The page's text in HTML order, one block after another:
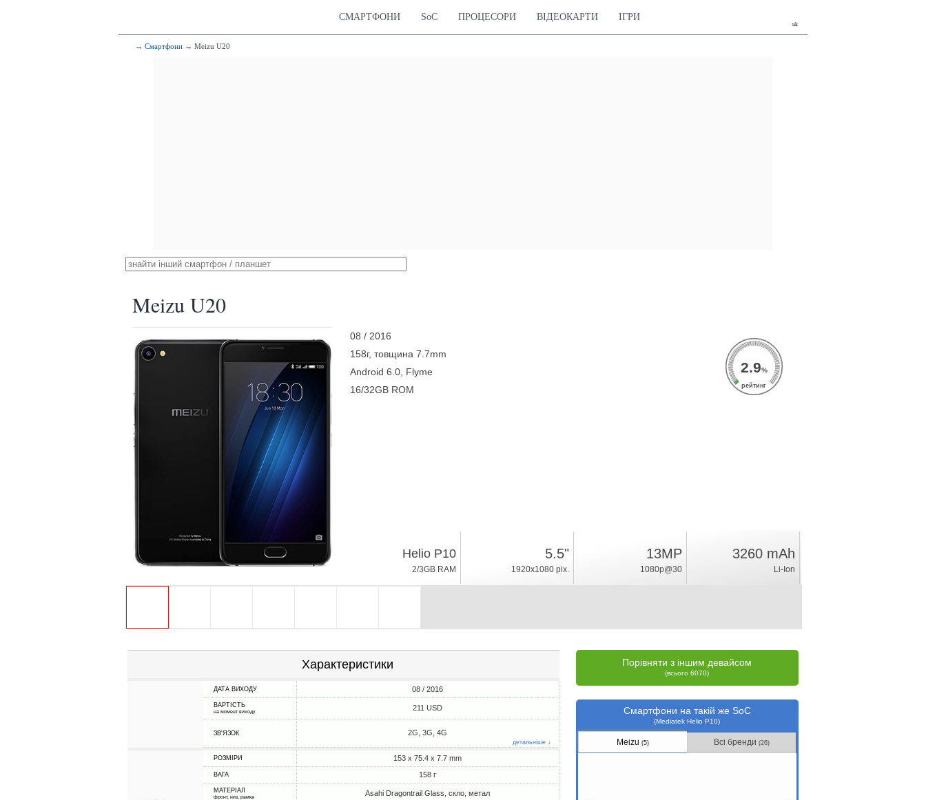
uk
СМАРТФОНИ SoC ПРОЦЕСОРИ ВІДЕОКАРТИ ІГРИ
→ Смартфони → Meizu U20
Meizu U20
08 / 2016
158г, товщина 7.7mm
Android 6.0, Flyme
16/32GB ROM
2.9%
рейтинг
Helio P10
2/3GB RAM
5.5"
1920x1080 pix.
13MP
1080p@30
3260 mAh
Li-Ion
Характеристики
ДАТА ВИХОДУ 08 / 2016
ВАРТІСТЬ
на момент виходу 211 USD
ЗВ'ЯЗОК 2G, 3G, 4G
детальніше ↓
РОЗМІРИ 153 x 75.4 x 7.7 mm
ВАГА 158 г
МАТЕРІАЛ
фронт, низ, рамка Asahi Dragontrail Glass, скло, метал
Порівняти з іншим девайсом
(всього 6070)
Смартфони на такій же SoC
(Mediatek Helio P10)
Meizu (5) Всі бренди (26)